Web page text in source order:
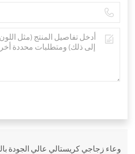
وعاء زجاجي كريستالي عالي الجودة